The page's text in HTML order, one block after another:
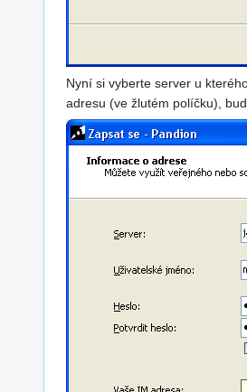
Nyní si vyberte server u
adresu (ve žlutém políčku),